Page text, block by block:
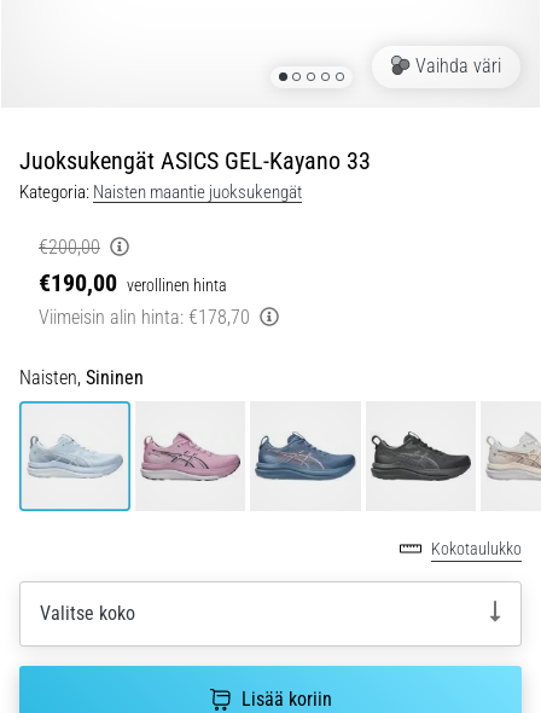
Käytännössä
sukkulajuoksu
nopeutta,
ketteryyttä
suunnanmuutoksia.
se
suoritetaan
oikein,
missä
sitä…
•
7 min. luetaan
Juoksijan
polvi:
Vaihda väri
Juoksukengät ASICS GEL-Kayano 33
Kategoria: Naisten maantie juoksukengät
€200,00
€190,00 verollinen hinta
Viimeisin alin hinta: €178,70
Naisten, Sininen
Kokotaulukko
Valitse koko
Lisää koriin